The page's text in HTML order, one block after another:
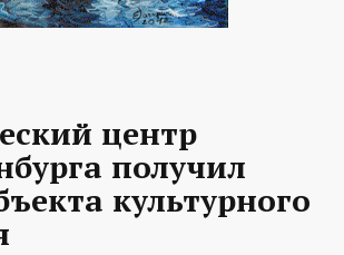
центр
получил
культурного